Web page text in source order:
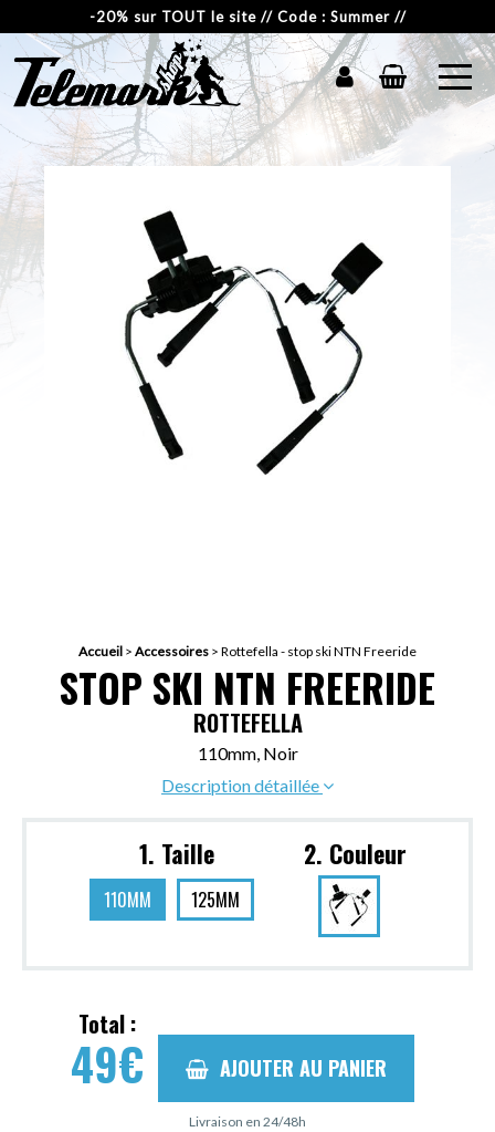
-20% sur TOUT le site // Code : Summer //
Accueil > Accessoires > Rottefella - stop ski NTN Freeride
STOP SKI NTN FREERIDE
ROTTEFELLA
110mm, Noir
Description détaillée
1. Taille
110MM 125MM
2. Couleur
Total :
49€ AJOUTER AU PANIER
Livraison en 24/48h